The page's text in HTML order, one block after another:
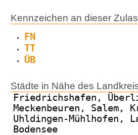
Kennzeichen an dieser
FN
TT
ÜB
Städte in Nähe des
Friedrichshafen,
Meckenbeuren, Salem,
Uhldingen-Mühlhofen,
Bodensee